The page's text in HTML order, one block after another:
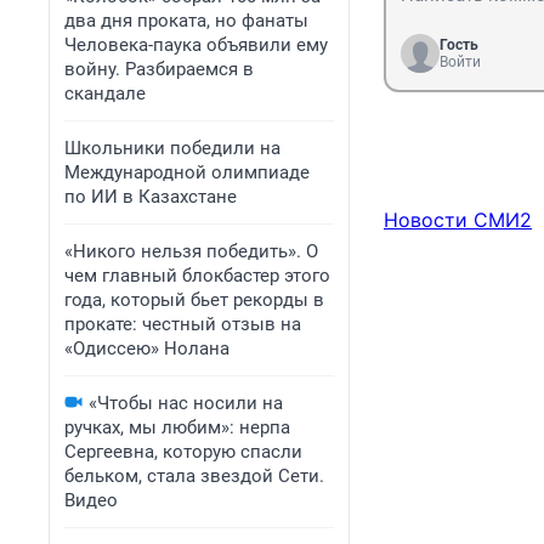
два дня проката, но фанаты
Человека-паука объявили ему
войну. Разбираемся в
скандале
Школьники победили на
Международной олимпиаде
по ИИ в Казахстане
«Никого нельзя победить». О
чем главный блокбастер этого
года, который бьет рекорды в
прокате: честный отзыв на
«Одиссею» Нолана
«Чтобы нас носили на
ручках, мы любим»: нерпа
Сергеевна, которую спасли
бельком, стала звездой Сети.
Видео
Гость
Войти
Новости СМИ2